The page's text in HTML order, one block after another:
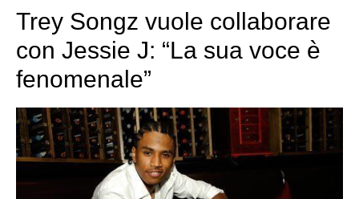
Trey Songz vuole collaborare
con Jessie J: “La sua voce è
fenomenale”